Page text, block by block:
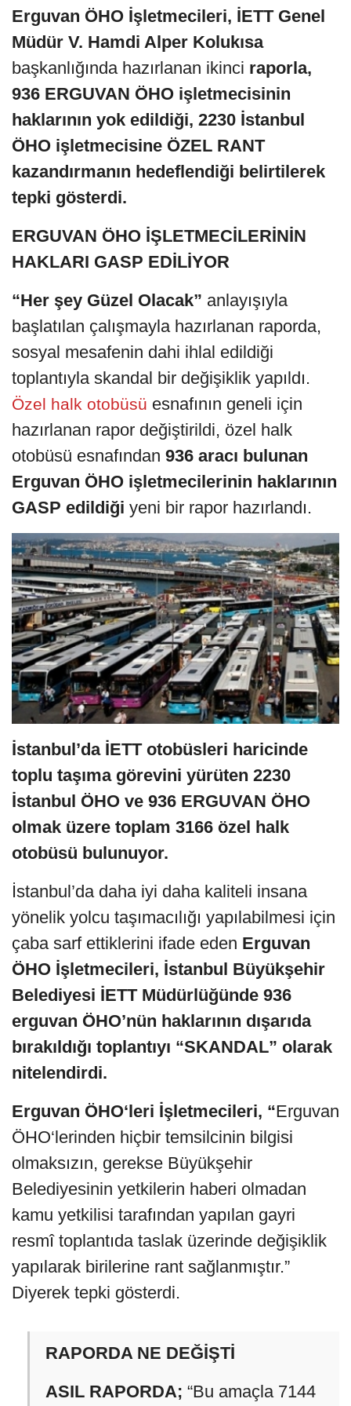
Erguvan ÖHO İşletmecileri, İETT Genel
Müdür V. Hamdi Alper Kolukısa
başkanlığında hazırlanan ikinci raporla,
936 ERGUVAN ÖHO işletmecisinin
haklarının yok edildiği, 2230 İstanbul
ÖHO işletmecisine ÖZEL RANT
kazandırmanın hedeflendiği belirtilerek
tepki gösterdi.
ERGUVAN ÖHO İŞLETMECİLERİNİN
HAKLARI GASP EDİLİYOR
“Her şey Güzel Olacak” anlayışıyla
başlatılan çalışmayla hazırlanan raporda,
sosyal mesafenin dahi ihlal edildiği
toplantıyla skandal bir değişiklik yapıldı.
Özel halk otobüsü esnafının geneli için
hazırlanan rapor değiştirildi, özel halk
otobüsü esnafından 936 aracı bulunan
Erguvan ÖHO işletmecilerinin haklarının
GASP edildiği yeni bir rapor hazırlandı.
İstanbul’da İETT otobüsleri haricinde
toplu taşıma görevini yürüten 2230
İstanbul ÖHO ve 936 ERGUVAN ÖHO
olmak üzere toplam 3166 özel halk
otobüsü bulunuyor.
İstanbul’da daha iyi daha kaliteli insana
yönelik yolcu taşımacılığı yapılabilmesi için
çaba sarf ettiklerini ifade eden Erguvan
ÖHO İşletmecileri, İstanbul Büyükşehir
Belediyesi İETT Müdürlüğünde 936
erguvan ÖHO’nün haklarının dışarıda
bırakıldığı toplantıyı “SKANDAL” olarak
nitelendirdi.
Erguvan ÖHO‘leri İşletmecileri, “Erguvan
ÖHO‘lerinden hiçbir temsilcinin bilgisi
olmaksızın, gerekse Büyükşehir
Belediyesinin yetkilerin haberi olmadan
kamu yetkilisi tarafından yapılan gayri
resmî toplantıda taslak üzerinde değişiklik
yapılarak birilerine rant sağlanmıştır.”
Diyerek tepki gösterdi.
RAPORDA NE DEĞİŞTİ
ASIL RAPORDA; “Bu amaçla 7144